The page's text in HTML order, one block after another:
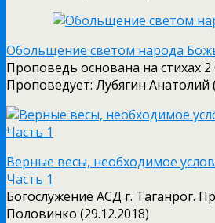
Обольщение светом народа
Проповедь основана на стихах 2
Проповедует: Лубягин Анатолий
Верные весы, необходимое
Часть 1
Богослужение АСД г. Таганрог.
Половинко (29.12.2018)